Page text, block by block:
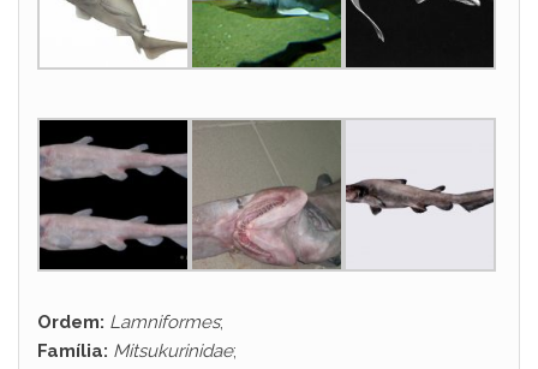
Ordem: Lamniformes;
Família: Mitsukurinidae;